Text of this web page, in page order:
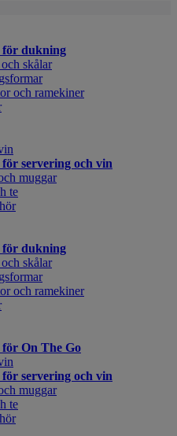
för dukning
skålar
och ramekiner
servering och vin
muggar
te
för dukning
skålar
och ramekiner
On The Go
servering och vin
muggar
te